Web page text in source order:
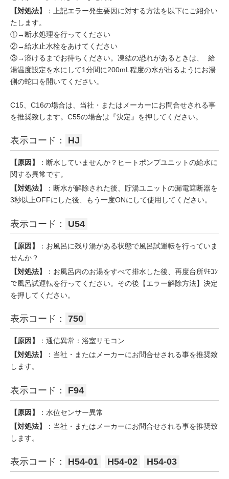
【対処法】
：上記エラー発生要因に対する方法を以下にご紹介い
たします。
①→断水処理を行ってください
②→給水止水栓をあけてください
③→溶けるまでお待ちください。凍結の恐れがあるときは、 給
湯温度設定を水にして1分間に200mL程度の水が出るようにお湯
側の蛇口を開いてください。
C15、C16の場合は、当社・またはメーカーにお問合せされる事
を推奨致します。C55の場合は『決定』を押してください。
表示コード： HJ
【原因】
：断水していませんか？ヒートポンプユニットの給水に
関する異常です。
【対処法】
：断水が解除された後、貯湯ユニットの漏電遮断器を
3秒以上OFFにした後、もう一度ONにして使用してください。
表示コード： U54
【原因】
：お風呂に残り湯がある状態で風呂試運転を行っていま
せんか？
【対処法】
：お風呂内のお湯をすべて排水した後、再度台所ﾘﾓｺﾝ
で風呂試運転を行ってください。その後【エラー解除方法】決定
を押してください。
表示コード： 750
【原因】
：通信異常：浴室リモコン
【対処法】
：当社・またはメーカーにお問合せされる事を推奨致
します。
表示コード： F94
【原因】
：水位センサー異常
【対処法】
：当社・またはメーカーにお問合せされる事を推奨致
します。
表示コード： H54-01 H54-02 H54-03